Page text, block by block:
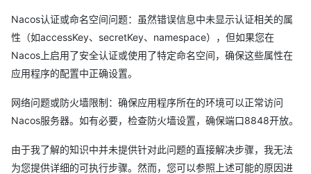
at
org.springframework.boot.context.config.ConfigDataEnvironme
ntContributors.withProcessedImports(ConfigDataEnvironmentC
ontributors.java:116)
org.springframework.boot.context.config.ConfigDataEnvironme
nt.processWithProfiles(ConfigDataEnvironment.java:311)
at
org.springframework.boot.context.config.ConfigDataEnvironme
Nacos认证或命名空间问题：虽然错误信息中未显示认证相关的属
性（如accessKey、secretKey、namespace），但如果您在
Nacos上启用了安全认证或使用了特定命名空间，确保这些属性在
应用程序的配置中正确设置。
网络问题或防火墙限制：确保应用程序所在的环境可以正常访问
Nacos服务器。如有必要，检查防火墙设置，确保端口8848开放。
由于我了解的知识中并未提供针对此问题的直接解决步骤，我无法
为您提供详细的可执行步骤。然而，您可以参照上述可能的原因进